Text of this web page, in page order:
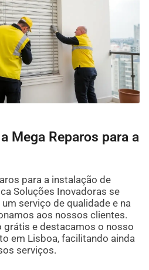
Mega Reparos para a
para a instalação de
Soluções Inovadoras se
serviço de qualidade e na
aos nossos clientes.
grátis e destacamos o nosso
em Lisboa, facilitando ainda
serviços.